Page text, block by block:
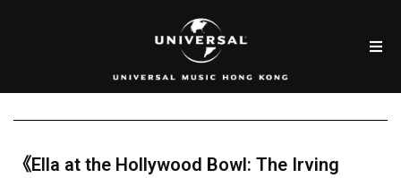
《Ella at the Hollywood Bowl: The Irving